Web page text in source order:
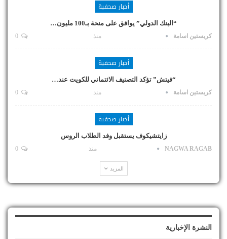
أخبار صحفية
“البنك الدولي” يوافق على منحة بـ100 مليون…
كريستين اسامة منذ
أخبار صحفية
“فيتش” تؤكد التصنيف الائتماني للكويت عند…
كريستين اسامة منذ
أخبار صحفية
زايتشيكوف يستقبل وفد الطلاب الروس
NAGWA RAGAB منذ
المزيد
النشرة الإخبارية